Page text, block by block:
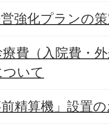
強化プランの
費（入院費・
いて
前精算機」設置